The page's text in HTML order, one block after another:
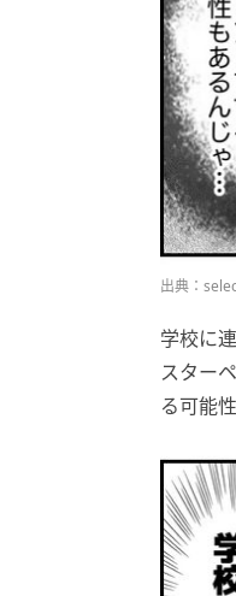
出典：
学校に
スター
る可能